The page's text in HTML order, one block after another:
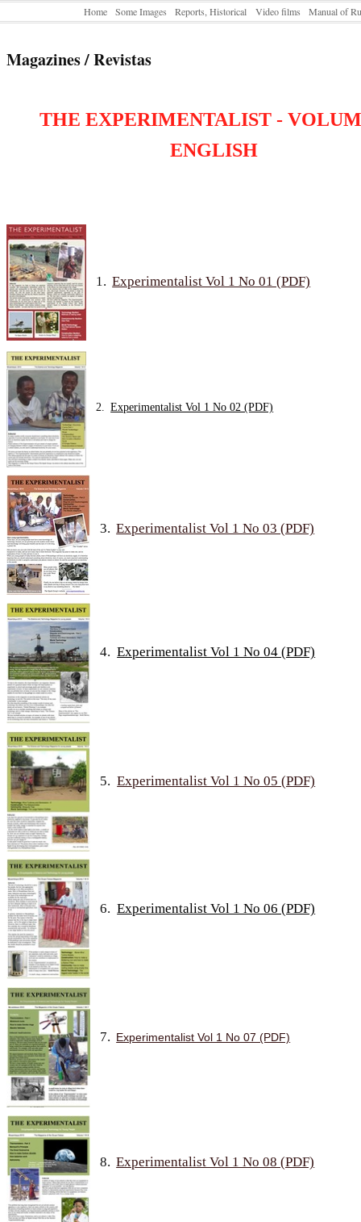
Home Some Images Reports, Historical Video films Manual of
Magazines / Revistas
THE EXPERIMENTALIST -
ENGLISH
1. Experimentalist Vol 1 No 01 (PDF)
2. Experimentalist Vol 1 No 02 (PDF)
3. Experimentalist Vol 1 No 03 (PDF)
4. Experimentalist Vol 1 No 04 (PDF)
5. Experimentalist Vol 1 No 05 (PDF)
6. Experimentalist Vol 1 No 06 (PDF)
7. Experimentalist Vol 1 No 07 (PDF)
8. Experimentalist Vol 1 No 08 (PDF)